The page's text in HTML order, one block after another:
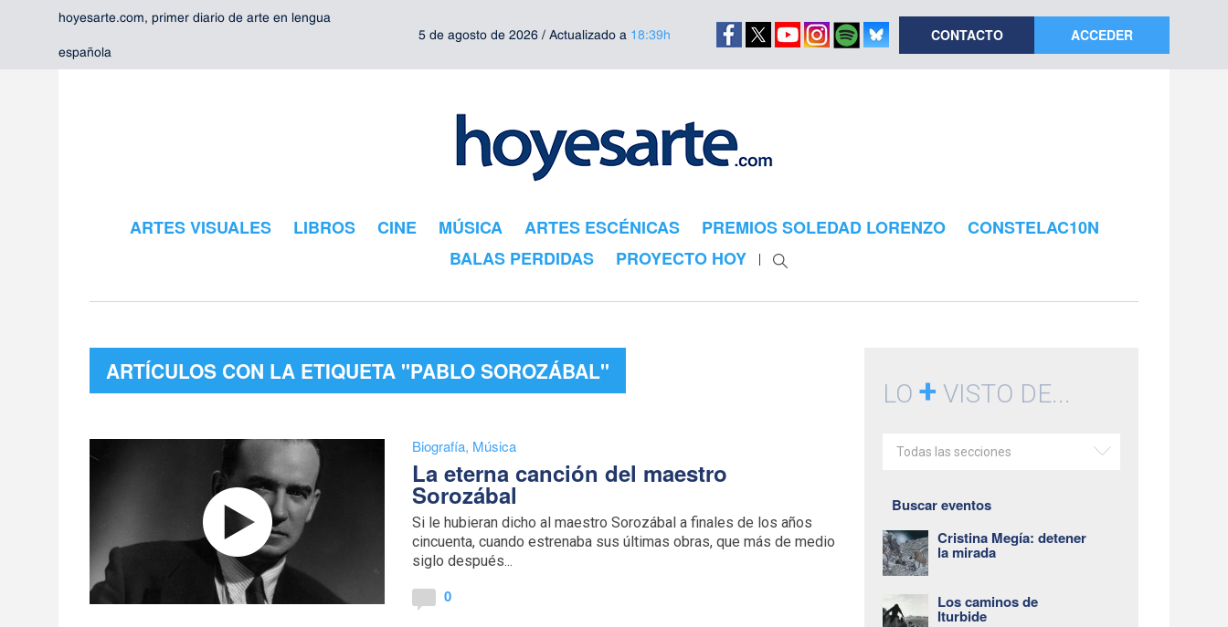
hoyesarte.com, primer diario de arte en lengua
española
5 de agosto de 2026 / Actualizado a 18:39h CONTACTO ACCEDER
ARTES VISUALES LIBROS CINE MÚSICA ARTES ESCÉNICAS PREMIOS SOLEDAD LORENZO
CONSTELAC10N
BALAS PERDIDAS
PROYECTO HOY
ARTÍCULOS CON LA ETIQUETA "PABLO SOROZÁBAL"
Biografía, Música
La eterna canción del maestro
Sorozábal
Si le hubieran dicho al maestro Sorozábal a finales de los años
cincuenta, cuando estrenaba sus últimas obras, que más de medio
siglo después...
0
LO+ VISTO DE...
Todas las secciones
Buscar eventos
Cristina Megía: detener
la mirada
Los caminos de
Iturbide